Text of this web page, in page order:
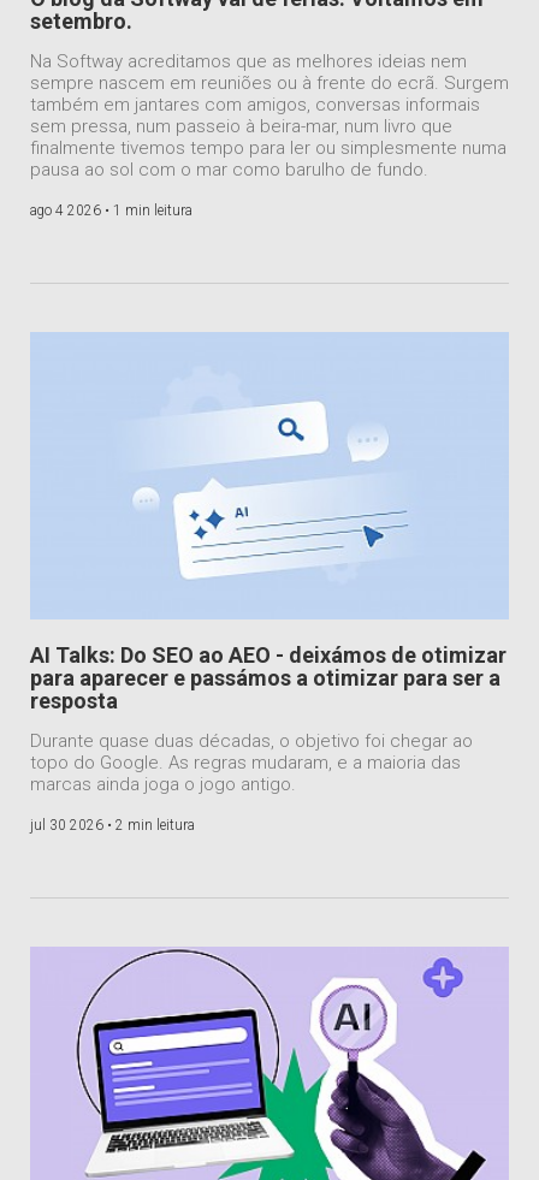
setembro.
Na Softway acreditamos que as melhores ideias nem
sempre nascem em reuniões ou à frente do ecrã. Surgem
também em jantares com amigos, conversas informais
sem pressa, num passeio à beira-mar, num livro que
finalmente tivemos tempo para ler ou simplesmente numa
pausa ao sol com o mar como barulho de fundo.
ago 4 2026 • 1 min leitura
AI Talks: Do SEO ao AEO - deixámos de otimizar
para aparecer e passámos a otimizar para ser a
resposta
Durante quase duas décadas, o objetivo foi chegar ao
topo do Google. As regras mudaram, e a maioria das
marcas ainda joga o jogo antigo.
jul 30 2026 • 2 min leitura